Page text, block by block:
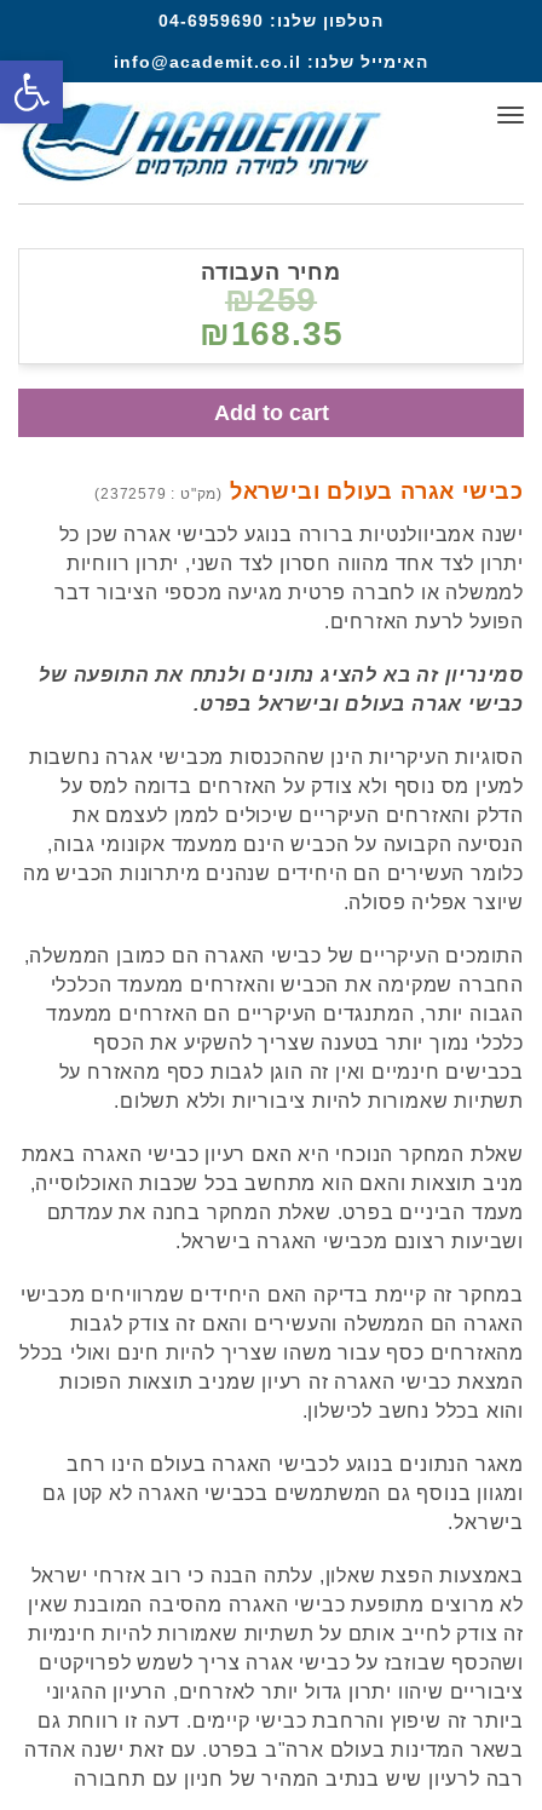
הטלפון שלנו: 04-6959690
האימייל שלנו: info@academit.co.il
תפריט
כבישי אגרה בעולם ובישראל (מק"ט : 2372579)
ישנה אמביוולנטיות ברורה בנוגע לכבישי אגרה שכן כל
יתרון לצד אחד מהווה חסרון לצד השני, יתרון רווחיות
לממשלה או לחברה פרטית מגיעה מכספי הציבור דבר
הפועל לרעת האזרחים.
סמינריון זה בא להציג נתונים ולנתח את התופעה של
כבישי אגרה בעולם ובישראל בפרט.
הסוגיות העיקריות הינן שההכנסות מכבישי אגרה נחשבות
למעין מס נוסף ולא צודק על האזרחים בדומה למס על
הדלק והאזרחים העיקריים שיכולים לממן לעצמם את
הנסיעה הקבועה על הכביש הינם ממעמד אקונומי גבוה,
כלומר העשירים הם היחידים שנהנים מיתרונות הכביש מה
שיוצר אפליה פסולה.
התומכים העיקריים של כבישי האגרה הם כמובן הממשלה,
החברה שמקימה את הכביש והאזרחים ממעמד הכלכלי
הגבוה יותר, המתנגדים העיקריים הם האזרחים ממעמד
כלכלי נמוך יותר בטענה שצריך להשקיע את הכסף
בכבישים חינמיים ואין זה הוגן לגבות כסף מהאזרח על
תשתיות שאמורות להיות ציבוריות וללא תשלום.
שאלת המחקר הנוכחי היא האם רעיון כבישי האגרה באמת
מניב תוצאות והאם הוא מתחשב בכל שכבות האוכלוסייה,
מעמד הביניים בפרט. שאלת המחקר בחנה את עמדתם
ושביעות רצונם מכבישי האגרה בישראל.
במחקר זה קיימת בדיקה האם היחידים שמרוויחים מכבישי
האגרה הם הממשלה והעשירים והאם זה צודק לגבות
מהאזרחים כסף עבור משהו שצריך להיות חינם ואולי בכלל
המצאת כבישי האגרה זה רעיון שמניב תוצאות הפוכות
והוא בכלל נחשב לכישלון.
מאגר הנתונים בנוגע לכבישי האגרה בעולם הינו רחב
ומגוון בנוסף גם המשתמשים בכבישי האגרה לא קטן גם
בישראל.
באמצעות הפצת שאלון, עלתה הבנה כי רוב אזרחי ישראל
לא מרוצים מתופעת כבישי האגרה מהסיבה המובנת שאין
זה צודק לחייב אותם על תשתיות שאמורות להיות חינמיות
ושהכסף שבוזבז על כבישי אגרה צריך לשמש לפרויקטים
ציבוריים שיהוו יתרון גדול יותר לאזרחים, הרעיון ההגיוני
ביותר זה שיפוץ והרחבת כבישי קיימים. דעה זו רווחת גם
בשאר המדינות בעולם ארה"ב בפרט. עם זאת ישנה אהדה
רבה לרעיון שיש בנתיב המהיר של חניון עם תחבורה
מחיר העבודה
₪259
₪168.35
Add to cart
פתח